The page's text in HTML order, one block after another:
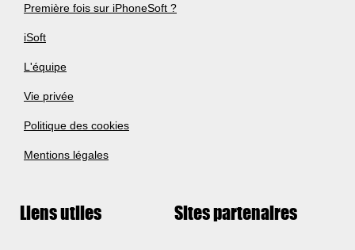
Première fois sur iPhoneSoft ?
iSoft
L'équipe
Vie privée
Politique des cookies
Mentions légales
Liens utiles Sites partenaires